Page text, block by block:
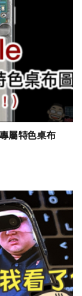
屬特色桌布